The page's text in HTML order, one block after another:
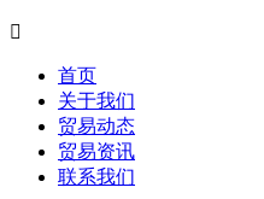

首页
关于我们
贸易动态
贸易资讯
联系我们